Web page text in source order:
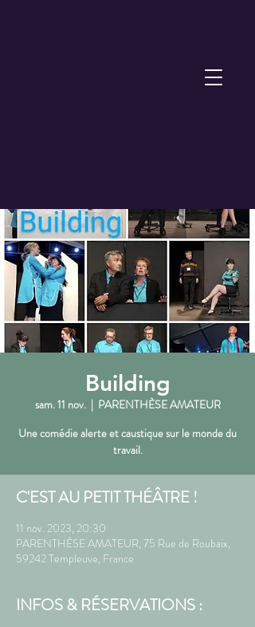
Building
sam. 11 nov.
  |
PARENTHÈSE AMATEUR
Une comédie alerte et caustique sur le monde du
travail.
C'EST AU PETIT THÉÂTRE !
11 nov. 2023, 20:30
PARENTHÈSE AMATEUR, 75 Rue de Roubaix,
59242 Templeuve, France
INFOS & RÉSERVATIONS :